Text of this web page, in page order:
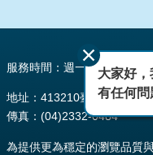
服務時間：週一至週五
地址：413210臺中市霧峰
傳真：(04)2332-0484
為提供更為穩定的瀏覽品質
大家好
有任何問